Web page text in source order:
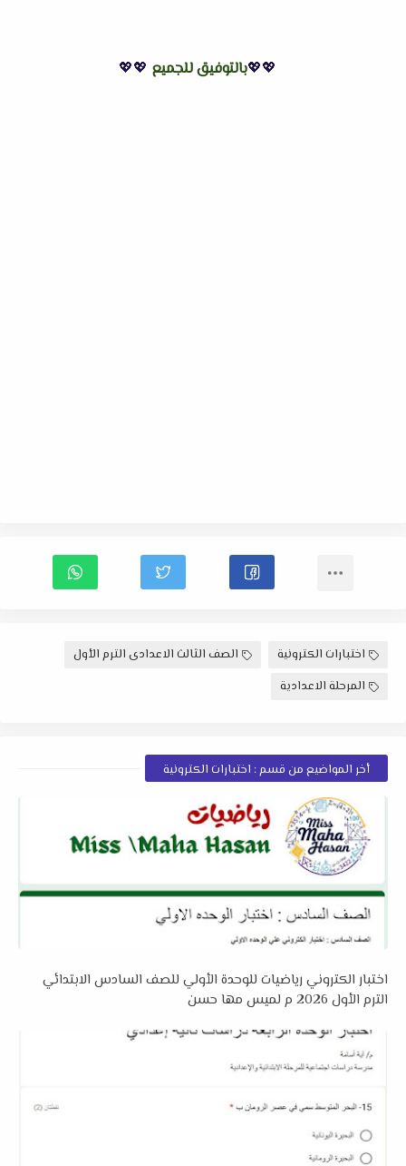
💖💖بالتوفيق للجميع 💖💖
اختبارات الكترونية
الصف الثالث الاعدادى الترم الأول
المرحلة الاعدادية
أخر المواضيع من قسم : اختبارات الكترونية
اختبار الكتروني رياضيات للوحدة الأولي للصف السادس الابتدائي
الترم الأول 2026 م لميس مها حسن